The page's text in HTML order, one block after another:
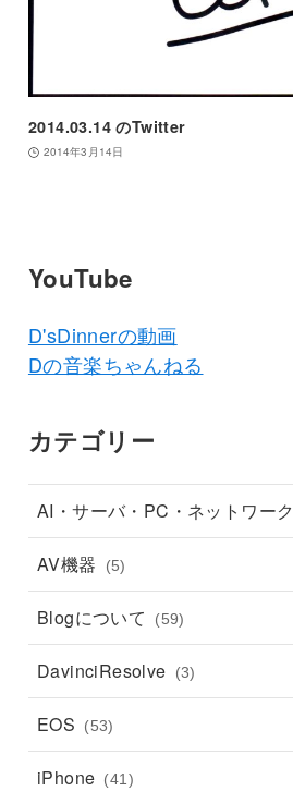
2014.03.14 のTwitter
2014年3月14日
YouTube
D'sDinnerの動画
Dの音楽ちゃんねる
カテゴリー
AI・サーバ・PC・ネットワーク
AV機器 (5)
Blogについて (59)
DavinciResolve (3)
EOS (53)
iPhone (41)